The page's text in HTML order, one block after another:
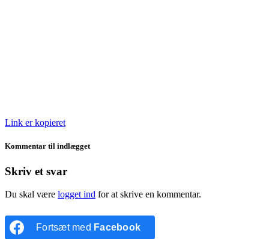
Link er kopieret
Kommentar til indlægget
Skriv et svar
Du skal være logget ind for at skrive en kommentar.
Fortsæt med Facebook